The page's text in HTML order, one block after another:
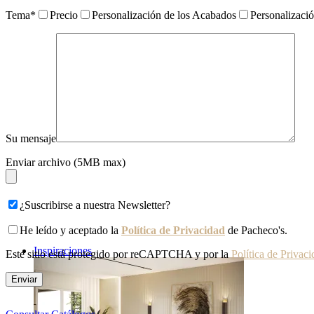
Inspiraciones
Tema* Precio Personalización de los Acabados
Su mensaje
Enviar archivo (5MB max)
¿Suscribirse a nuestra Newsletter?
He leído y aceptado la Política de Privacidad de Pacheco's.
Este sitio está protegido por reCAPTCHA y por la Política de